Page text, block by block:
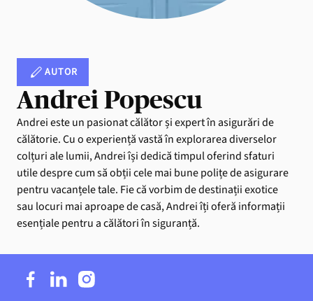
AUTOR
Andrei Popescu
Andrei este un pasionat călător și expert în asigurări de
călătorie. Cu o experiență vastă în explorarea diverselor
colțuri ale lumii, Andrei își dedică timpul oferind sfaturi
utile despre cum să obții cele mai bune polițe de asigurare
pentru vacanțele tale. Fie că vorbim de destinații exotice
sau locuri mai aproape de casă, Andrei îți oferă informații
esențiale pentru a călători în siguranță.